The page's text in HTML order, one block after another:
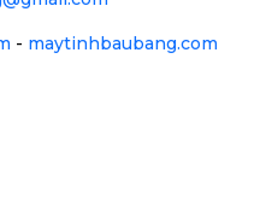
ASUS PRIME H510M-K
Socket 1200, DDR4)
- maytinhbaubang.com